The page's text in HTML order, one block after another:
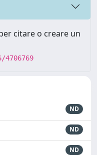
citare o creare un
ND
ND
ND